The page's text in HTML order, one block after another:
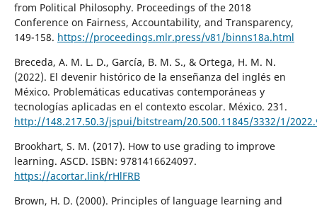
from Political Philosophy. Proceedings of the 2018
Conference on Fairness, Accountability, and Transparency,
149-158. https://proceedings.mlr.press/v81/binns18a.html
Breceda, A. M. L. D., García, B. M. S., & Ortega, H. M. N.
(2022). El devenir histórico de la enseñanza del inglés en
México. Problemáticas educativas contemporáneas y
tecnologías aplicadas en el contexto escolar. México. 231.
http://148.217.50.3/jspui/bitstream/20.500.11845/3332/1/
Brookhart, S. M. (2017). How to use grading to improve
learning. ASCD. ISBN: 9781416624097.
https://acortar.link/rHlFRB
Brown, H. D. (2000). Principles of language learning and